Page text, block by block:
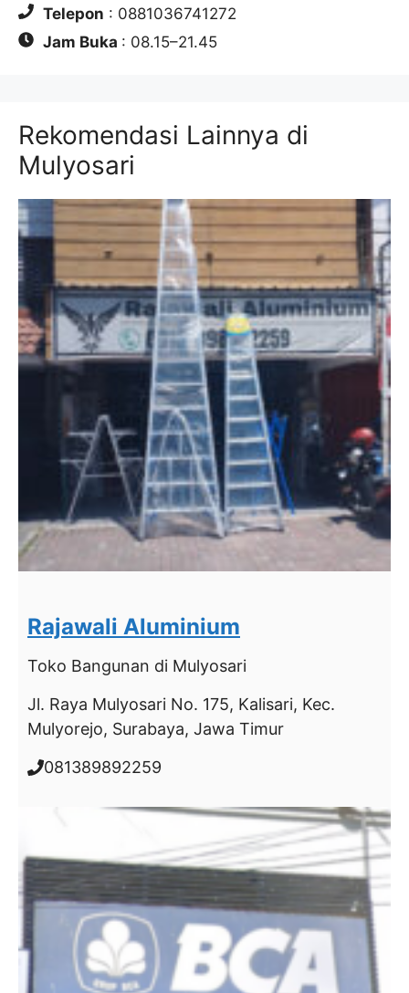
Telepon : 0881036741272
Jam Buka : 08.15–21.45
Rekomendasi Lainnya di
Mulyosari
Rajawali Aluminium
Toko Bangunan di Mulyosari
Jl. Raya Mulyosari No. 175, Kalisari, Kec.
Mulyorejo, Surabaya, Jawa Timur
081389892259